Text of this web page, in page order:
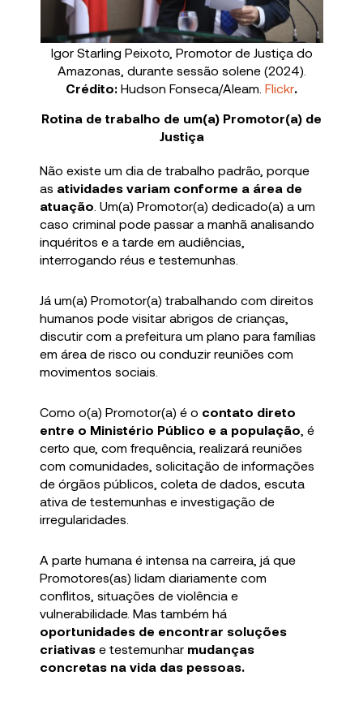
Igor Starling Peixoto, Promotor de Justiça do
Amazonas, durante sessão solene (2024).
Crédito: Hudson Fonseca/Aleam. Flickr.
Rotina de trabalho de um(a) Promotor(a) de
Justiça
Não existe um dia de trabalho padrão, porque
as atividades variam conforme a área de
atuação . Um(a) Promotor(a) dedicado(a) a um
caso criminal pode passar a manhã analisando
inquéritos e a tarde em audiências,
interrogando réus e testemunhas.
Já um(a) Promotor(a) trabalhando com direitos
humanos pode visitar abrigos de crianças,
discutir com a prefeitura um plano para famílias
em área de risco ou conduzir reuniões com
movimentos sociais.
Como o(a) Promotor(a) é o contato direto
entre o Ministério Público e a população , é
certo que, com frequência, realizará reuniões
com comunidades, solicitação de informações
de órgãos públicos, coleta de dados, escuta
ativa de testemunhas e investigação de
irregularidades.
A parte humana é intensa na carreira, já que
Promotores(as) lidam diariamente com
conflitos, situações de violência e
vulnerabilidade. Mas também há
oportunidades de encontrar soluções
criativas e testemunhar mudanças
concretas na vida das pessoas.